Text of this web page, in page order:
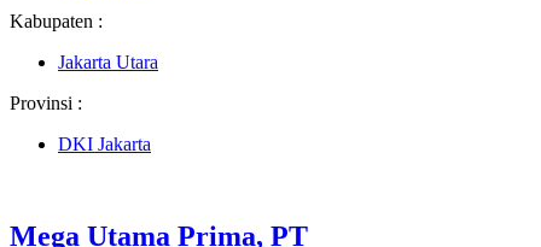
Kabupaten :
Jakarta Utara
Provinsi :
DKI Jakarta
Mega Utama Prima, PT